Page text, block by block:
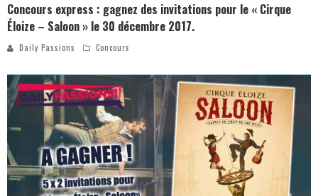
Star Fox
PsyRiver 2026 : la magie revient sur les rives de l’Aar
« MOFUSAND / Parler Japonais » – Des Expressions Pratiques !
« Dr Wertham / L’homme qui étudia les tueurs en série » - Un Métier à Risque !
Assassin's Creed Black Flag Resynced
Concours express : gagnez des invitations pour le « Cirque
Éloize – Saloon » le 30 décembre 2017.
Daily Passions Concours